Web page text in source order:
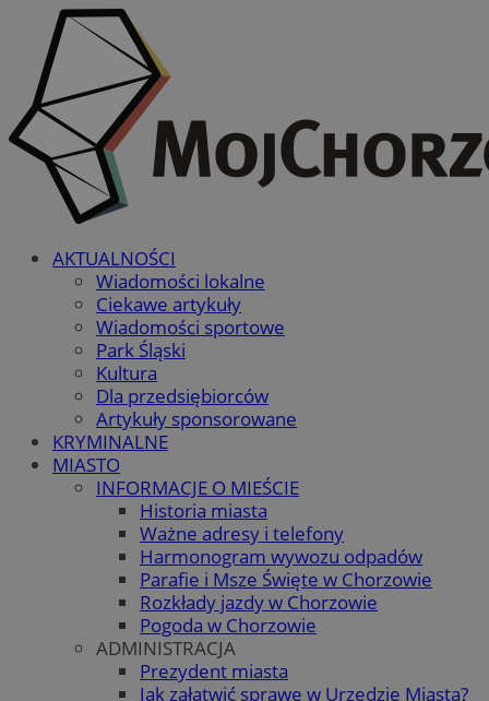
AKTUALNOŚCI
Wiadomości lokalne
Ciekawe artykuły
Wiadomości sportowe
Park Śląski
Kultura
Dla przedsiębiorców
Artykuły sponsorowane
KRYMINALNE
MIASTO
INFORMACJE O MIEŚCIE
Historia miasta
Ważne adresy i telefony
Harmonogram wywozu odpadów
Parafie i Msze Święte w Chorzowie
Rozkłady jazdy w Chorzowie
Pogoda w Chorzowie
ADMINISTRACJA
Prezydent miasta
Jak załatwić sprawę w Urzędzie Miasta?